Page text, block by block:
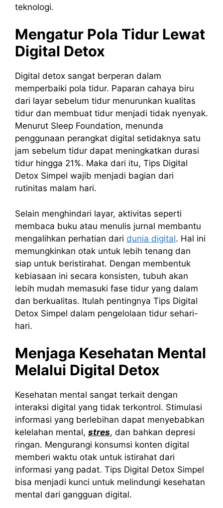
teknologi.
Mengatur Pola Tidur Lewat
Digital Detox
Digital detox sangat berperan dalam
memperbaiki pola tidur. Paparan cahaya biru
dari layar sebelum tidur menurunkan kualitas
tidur dan membuat tidur menjadi tidak nyenyak.
Menurut Sleep Foundation, menunda
penggunaan perangkat digital setidaknya satu
jam sebelum tidur dapat meningkatkan durasi
tidur hingga 21%. Maka dari itu, Tips Digital
Detox Simpel wajib menjadi bagian dari
rutinitas malam hari.
Selain menghindari layar, aktivitas seperti
membaca buku atau menulis jurnal membantu
mengalihkan perhatian dari dunia digital. Hal ini
memungkinkan otak untuk lebih tenang dan
siap untuk beristirahat. Dengan membentuk
kebiasaan ini secara konsisten, tubuh akan
lebih mudah memasuki fase tidur yang dalam
dan berkualitas. Itulah pentingnya Tips Digital
Detox Simpel dalam pengelolaan tidur sehari-
hari.
Menjaga Kesehatan Mental
Melalui Digital Detox
Kesehatan mental sangat terkait dengan
interaksi digital yang tidak terkontrol. Stimulasi
informasi yang berlebihan dapat menyebabkan
kelelahan mental, stres, dan bahkan depresi
ringan. Mengurangi konsumsi konten digital
memberi waktu otak untuk istirahat dari
informasi yang padat. Tips Digital Detox Simpel
bisa menjadi kunci untuk melindungi kesehatan
mental dari gangguan digital.